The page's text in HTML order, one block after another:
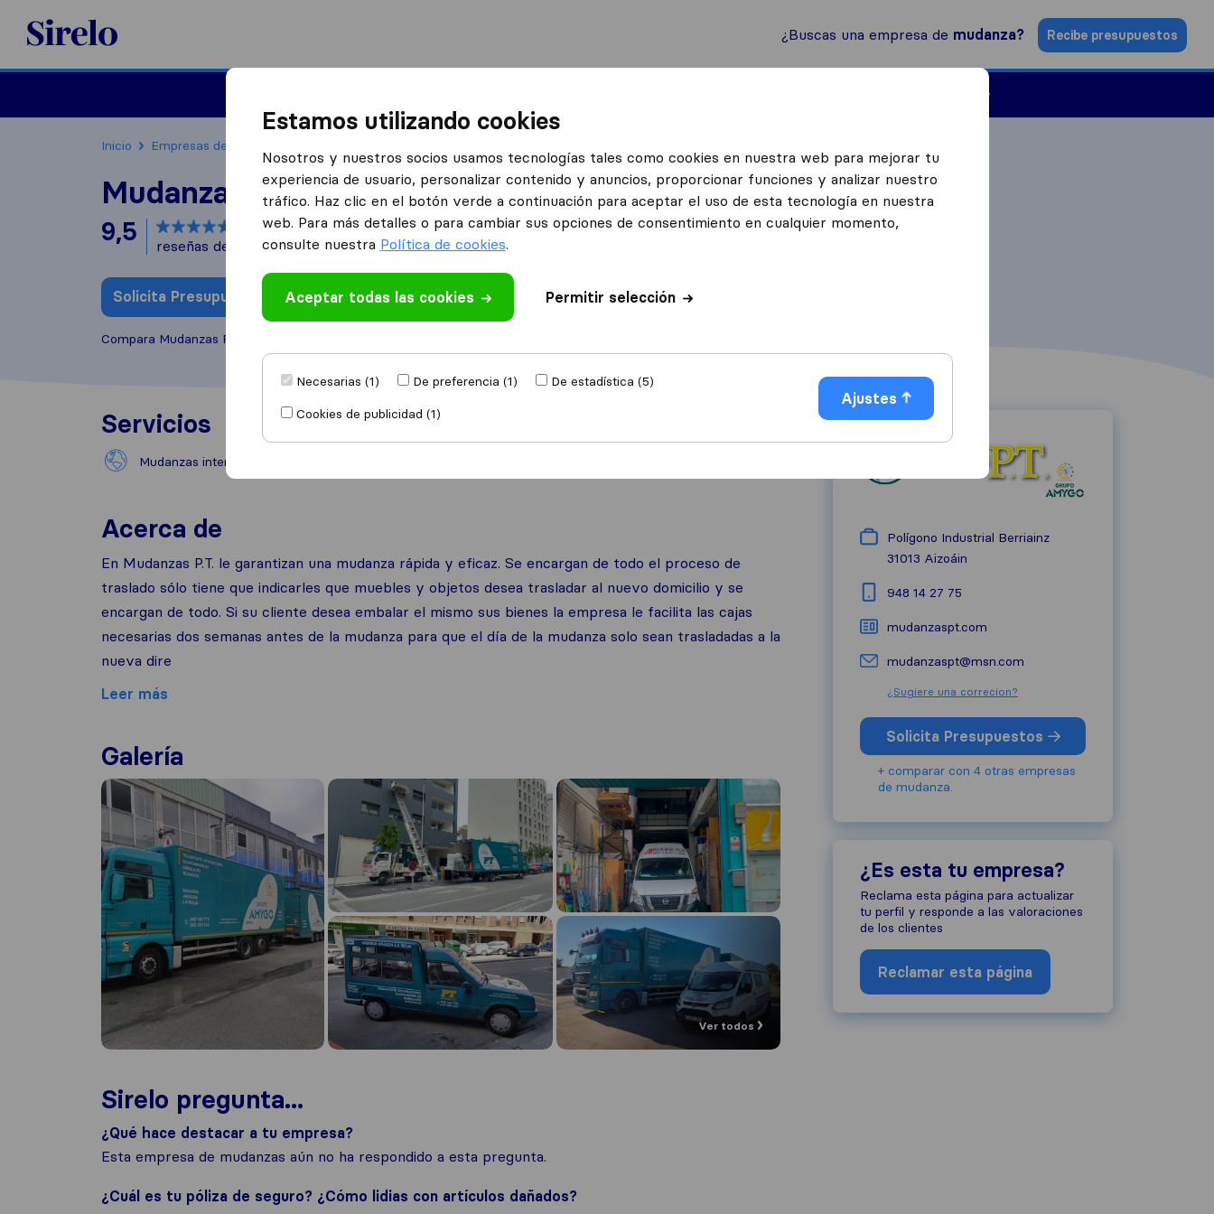
Sirelo.es
¿Buscas una empresa de mudanza? Recibe presupuestos
Inicio Empresas de mudanzas
Mudanzas P.T.
9,5 basado en71
reseñas de Sirelo y Google
i
Solicita Presupuestos Escribe una valoración
Compara Mudanzas P.T. con otras
Servicios
Mudanzas internacionales
Acerca de
En Mudanzas P.T. le garantizan una mudanza rápida y eficaz. Se encargan de todo el proceso de
traslado sólo tiene que indicarles que muebles y objetos desea trasladar al nuevo domicilio y se
encargan de todo. Si su cliente desea embalar el mismo sus bienes la empresa le facilita las cajas
necesarias dos semanas antes de la mudanza para que el día de la mudanza solo sean trasladadas a la
nueva dire
Leer más
Galería
Ver todos
Sirelo pregunta...
¿Qué hace destacar a tu empresa?
Esta empresa de mudanzas aún no ha respondido a esta pregunta.
¿Cuál es tu póliza de seguro? ¿Cómo lidias con artículos dañados?
Polígono Industrial Berriainz
31013 Aizoáin
948 14 27 75
mudanzaspt.com
mudanzaspt@msn.com
¿Sugiere una correcion?
Solicita Presupuestos
+ comparar con 4 otras empresas
de mudanza.
¿Es esta tu empresa?
Reclama esta página para actualizar
tu perfil y responde a las valoraciones
de los clientes
Reclamar esta página
Estamos utilizando cookies
Nosotros y nuestros socios usamos tecnologías tales como cookies en nuestra web para mejorar tu
experiencia de usuario, personalizar contenido y anuncios, proporcionar funciones y analizar nuestro
tráfico. Haz clic en el botón verde a continuación para aceptar el uso de esta tecnología en nuestra
web. Para más detalles o para cambiar sus opciones de consentimiento en cualquier momento,
consulte nuestra Política de cookies.
Aceptar todas las cookies Permitir selección
Necesarias (1) De preferencia (1)
De estadística (5)
Cookies de publicidad (1)
Ajustes